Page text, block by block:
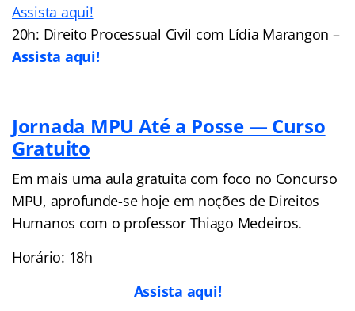
Assista aqui!
20h: Direito Processual Civil com Lídia Marangon –
Assista aqui!
Jornada MPU Até a Posse — Curso
Gratuito
Em mais uma aula gratuita com foco no Concurso
MPU, aprofunde-se hoje em noções de Direitos
Humanos com o professor Thiago Medeiros.
Horário: 18h
Assista aqui!